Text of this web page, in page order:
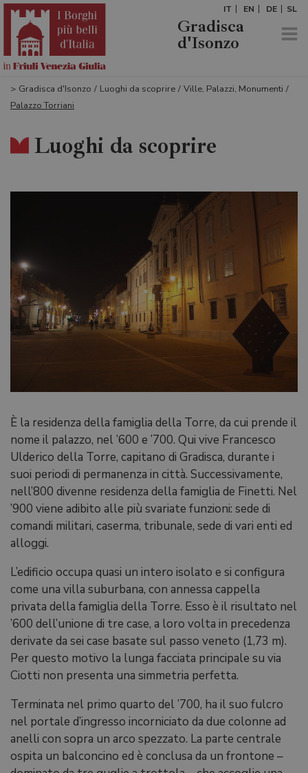
IT EN DE SL
Gradisca
d'Isonzo
> Gradisca d'Isonzo / Luoghi da scoprire / Ville, Palazzi, Monumenti /
Palazzo Torriani
Luoghi da scoprire
È la residenza della famiglia della Torre, da cui prende il
nome il palazzo, nel ’600 e ’700. Qui vive Francesco
Ulderico della Torre, capitano di Gradisca, durante i
suoi periodi di permanenza in città. Successivamente,
nell’800 divenne residenza della famiglia de Finetti. Nel
’900 viene adibito alle più svariate funzioni: sede di
comandi militari, caserma, tribunale, sede di vari enti ed
alloggi.
L’edificio occupa quasi un intero isolato e si configura
come una villa suburbana, con annessa cappella
privata della famiglia della Torre. Esso è il risultato nel
’600 dell’unione di tre case, a loro volta in precedenza
derivate da sei case basate sul passo veneto (1,73 m).
Per questo motivo la lunga facciata principale su via
Ciotti non presenta una simmetria perfetta.
Terminata nel primo quarto del ’700, ha il suo fulcro
nel portale d’ingresso incorniciato da due colonne ad
anelli con sopra un arco spezzato. La parte centrale
ospita un balconcino ed è conclusa da un frontone –